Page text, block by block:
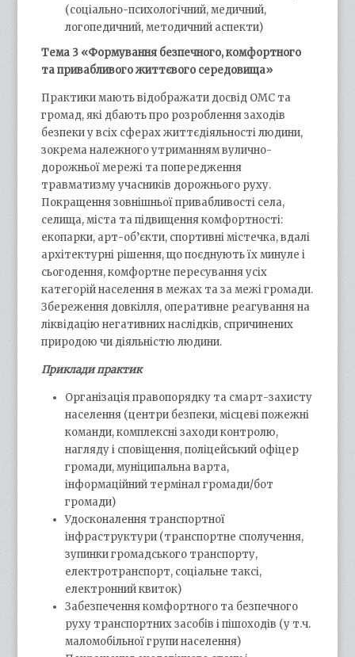
(соціально-психологічний, медичний,
логопедичний, методичний аспекти)
Тема 3 «Формування безпечного, комфортного
та привабливого життєвого середовища»
Практики мають відображати досвід ОМС та
громад, які дбають про розроблення заходів
безпеки у всіх сферах життєдіяльності людини,
зокрема належного утриманням вулично-
дорожньої мережі та попередження
травматизму учасників дорожнього руху.
Покращення зовнішньої привабливості села,
селища, міста та підвищення комфортності:
екопарки, арт-об’єкти, спортивні містечка, вдалі
архітектурні рішення, що поєднують їх минуле і
сьогодення, комфортне пересування усіх
категорій населення в межах та за межі громади.
Збереження довкілля, оперативне реагування на
ліквідацію негативних наслідків, спричинених
природою чи діяльністю людини.
Приклади практик
Організація правопорядку та смарт-захисту
населення (центри безпеки, місцеві пожежні
команди, комплексні заходи контролю,
нагляду і сповіщення, поліцейський офіцер
громади, муніципальна варта,
інформаційний термінал громади/бот
громади)
Удосконалення транспортної
інфраструктури (транспортне сполучення,
зупинки громадського транспорту,
електротранспорт, соціальне таксі,
електронний квиток)
Забезпечення комфортного та безпечного
руху транспортних засобів і пішоходів (у т.ч.
маломобільної групи населення)